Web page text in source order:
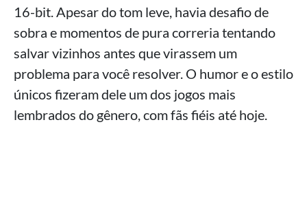
16-bit. Apesar do tom leve, havia desafio de
sobra e momentos de pura correria tentando
salvar vizinhos antes que virassem um
problema para você resolver. O humor e o estilo
únicos fizeram dele um dos jogos mais
lembrados do gênero, com fãs fiéis até hoje.